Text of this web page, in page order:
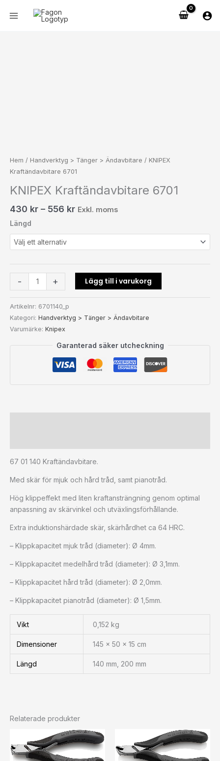
Hem / Handverktyg > Tänger > Ändavbitare / KNIPEX
Kraftändavbitare 6701
KNIPEX Kraftändavbitare 6701
430 kr – 556 kr Exkl. moms
Längd
- + Lägg till i varukorg
Artikelnr: 6701140_p
Kategori: Handverktyg > Tänger > Ändavbitare
Varumärke: Knipex
Garanterad säker utcheckning
67 01 140 Kraftändavbitare.
Med skär för mjuk och hård tråd, samt pianotråd.
Hög klippeffekt med liten kraftansträngning genom optimal
anpassning av skärvinkel och utväxlingsförhållande.
Extra induktionshärdade skär, skärhårdhet ca 64 HRC.
– Klippkapacitet mjuk tråd (diameter): Ø 4mm.
– Klippkapacitet medelhård tråd (diameter): Ø 3,1mm.
– Klippkapacitet hård tråd (diameter): Ø 2,0mm.
– Klippkapacitet pianotråd (diameter): Ø 1,5mm.
Vikt 0,152 kg
Dimensioner 145 × 50 × 15 cm
Längd 140 mm, 200 mm
Relaterade produkter